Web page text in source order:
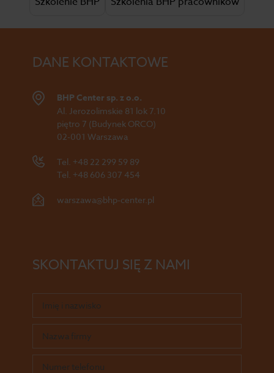
DANE KONTAKTOWE
BHP Center sp. z o.o.
Al. Jerozolimskie 81 lok 7.10
piętro 7 (Budynek ORCO)
02-001 Warszawa
Tel. +48 22 299 59 89
Tel. +48 606 307 454
warszawa@bhp-center.pl
SKONTAKTUJ SIĘ Z NAMI